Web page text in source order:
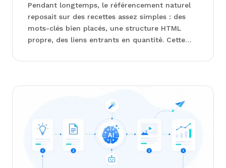
Pendant longtemps, le référencement naturel
reposait sur des recettes assez simples : des
mots-clés bien placés, une structure HTML
propre, des liens entrants en quantité. Cette
moins en moins.